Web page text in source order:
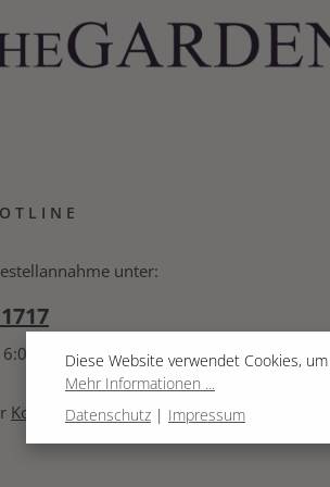
unter:
Uhr
Kontaktformular .
Diese Website verwendet Cookies,
Mehr Informationen ...
Datenschutz | Impressum